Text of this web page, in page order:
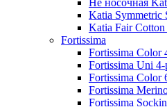
Не носочная
Katia Symmetric
Katia Fair Cotton
Fortissima
Fortissima Color
Fortissima Uni
Fortissima Color
Fortissima
Fortissima